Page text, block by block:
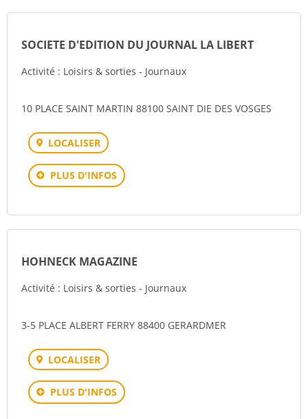
SOCIETE D'EDITION DU JOURNAL LA LIBERT
Activité : Loisirs & sorties - Journaux
10 PLACE SAINT MARTIN 88100 SAINT DIE DES VOSGES
LOCALISER
PLUS D'INFOS
HOHNECK MAGAZINE
Activité : Loisirs & sorties - Journaux
3-5 PLACE ALBERT FERRY 88400 GERARDMER
LOCALISER
PLUS D'INFOS